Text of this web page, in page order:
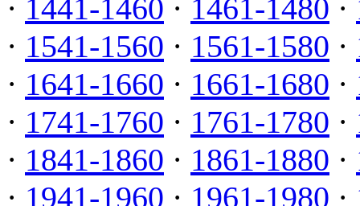
· 1441-1460 · 1461-1480 ·
· 1541-1560 · 1561-1580 ·
· 1641-1660 · 1661-1680 ·
· 1741-1760 · 1761-1780 ·
· 1841-1860 · 1861-1880 ·
· 1941-1960 · 1961-1980 ·